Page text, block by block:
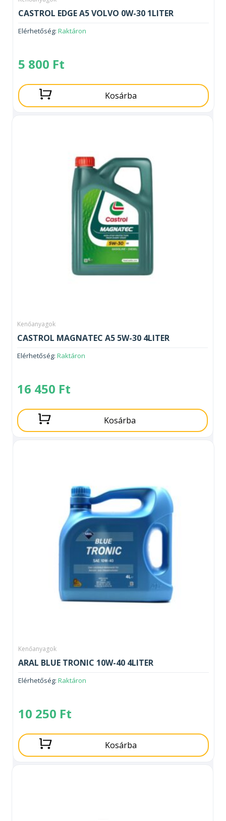
CASTROL EDGE A5 VOLVO 0W-30 1LITER
Elérhetőség: Raktáron
5 800 Ft
Kosárba
Kenőanyagok
CASTROL MAGNATEC A5 5W-30 4LITER
Elérhetőség: Raktáron
16 450 Ft
Kosárba
Kenőanyagok
ARAL BLUE TRONIC 10W-40 4LITER
Elérhetőség: Raktáron
10 250 Ft
Kosárba